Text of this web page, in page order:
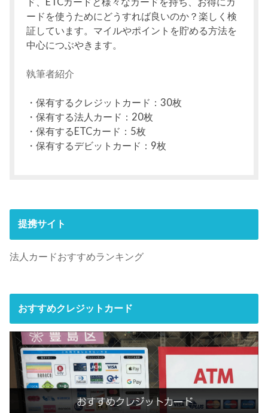
ードを使うためにどうすれば良いのか？楽しく検
証しています。マイルやポイントを貯める方法を
中心につぶやきます。
執筆者紹介
・保有するクレジットカード：30枚
・保有する法人カード：20枚
・保有するETCカード：5枚
・保有するデビットカード：9枚
提携サイト
法人カードおすすめランキング
おすすめクレジットカード